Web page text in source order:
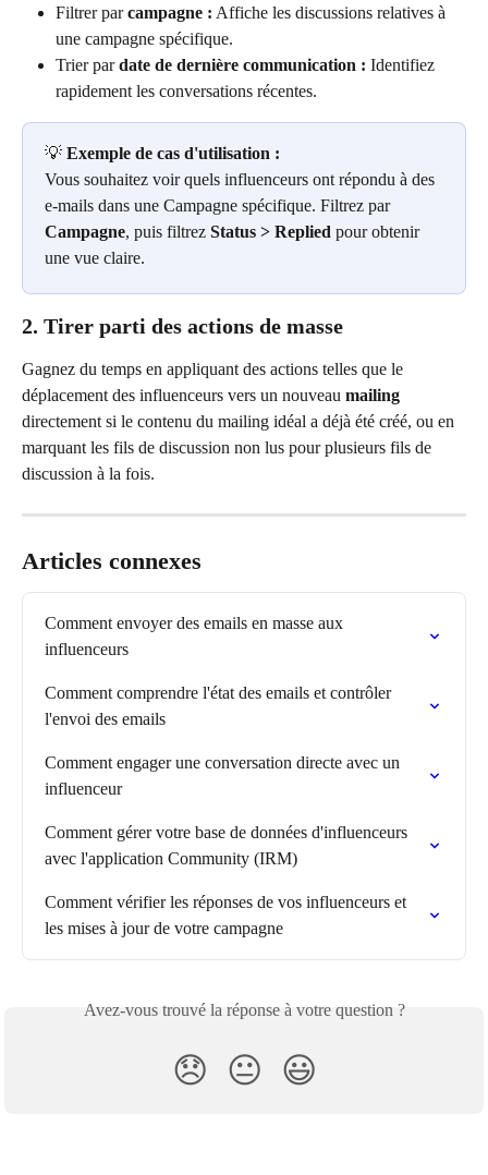
Filtrer par campagne : Affiche les discussions relatives à
une campagne spécifique.
Trier par date de dernière communication : Identifiez
rapidement les conversations récentes.
💡 Exemple de cas d'utilisation :
Vous souhaitez voir quels influenceurs ont répondu à des
e-mails dans une Campagne spécifique. Filtrez par
Campagne, puis filtrez Status > Replied pour obtenir
une vue claire.
2. Tirer parti des actions de masse
Gagnez du temps en appliquant des actions telles que le
déplacement des influenceurs vers un nouveau mailing
directement si le contenu du mailing idéal a déjà été créé, ou en
marquant les fils de discussion non lus pour plusieurs fils de
discussion à la fois.
Articles connexes
Comment envoyer des emails en masse aux
influenceurs
Comment comprendre l'état des emails et contrôler
l'envoi des emails
Comment engager une conversation directe avec un
influenceur
Comment gérer votre base de données d'influenceurs
avec l'application Community (IRM)
Comment vérifier les réponses de vos influenceurs et
les mises à jour de votre campagne
Avez-vous trouvé la réponse à votre question ?
😞 😐 😃